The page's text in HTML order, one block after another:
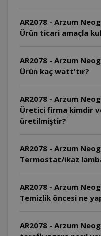
AR2078 - Arzum
Ürün ticari amaçla
AR2078 - Arzum
Ürün kaç watt'tır?
AR2078 - Arzum
Üretici firma kimdir
üretilmiştir?
AR2078 - Arzum
Termostat/ikaz
AR2078 - Arzum
Temizlik öncesi ne
AR2078 - Arzum